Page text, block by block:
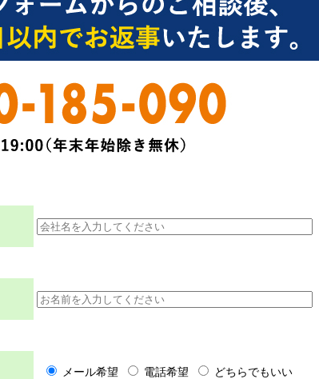
メール希望 電話希望 どちらでもいい